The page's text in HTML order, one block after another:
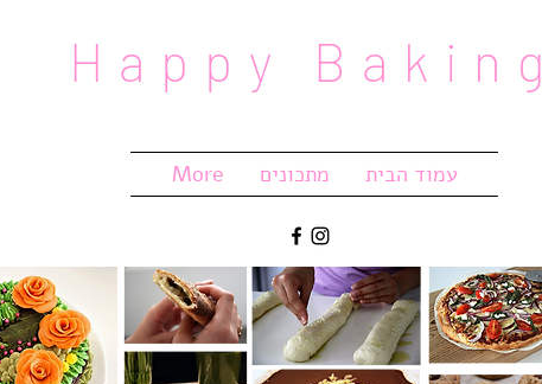
Happy Baking
עמוד הבית מתכונים More